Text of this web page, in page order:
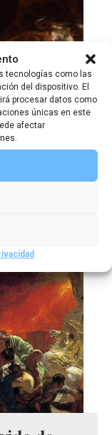
tecnologías como las
del dispositivo. El
procesar datos como
únicas en este
afectar